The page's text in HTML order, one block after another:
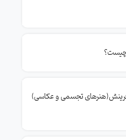
چیست؟
تجسمی و عکاسی)